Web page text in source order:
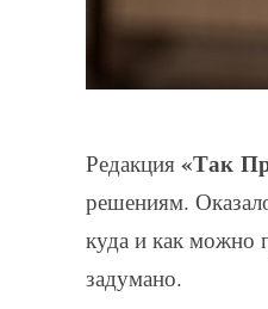
Редакция «Так
решениям.
куда и как можно
задумано.